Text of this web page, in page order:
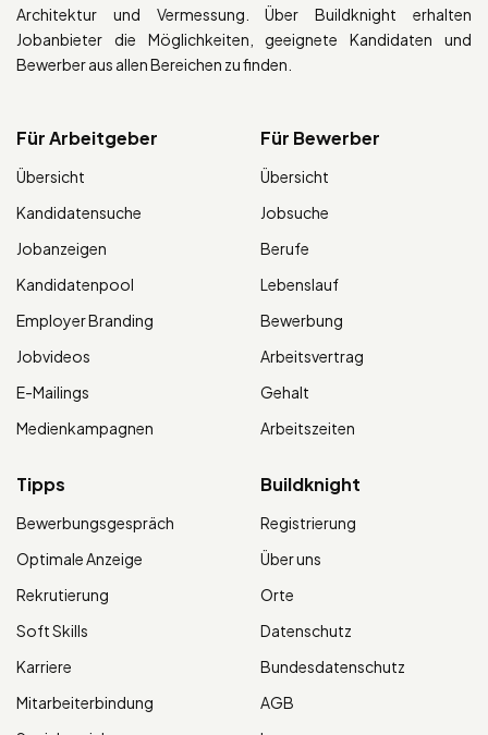
Architektur und Vermessung. Über Buildknight erhalten
Jobanbieter die Möglichkeiten, geeignete Kandidaten und
Bewerber aus allen Bereichen zu finden.
Für Arbeitgeber
Übersicht
Kandidatensuche
Jobanzeigen
Kandidatenpool
Employer Branding
Jobvideos
E-Mailings
Medienkampagnen
Für Bewerber
Übersicht
Jobsuche
Berufe
Lebenslauf
Bewerbung
Arbeitsvertrag
Gehalt
Arbeitszeiten
Tipps
Bewerbungsgespräch
Optimale Anzeige
Rekrutierung
Soft Skills
Karriere
Mitarbeiterbindung
Buildknight
Registrierung
Über uns
Orte
Datenschutz
Bundesdatenschutz
AGB